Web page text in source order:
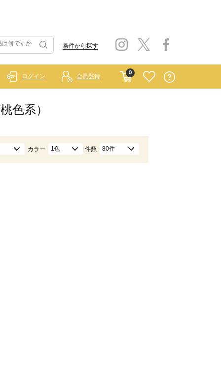
条件から探す
0
ログイン 会員登録
色系）
カラー 1色 件数 80件